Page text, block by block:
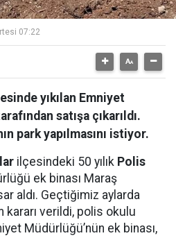
07:22
yıkılan Emniyet
satışa çıkarıldı.
park yapılmasını istiyor.
ilçesindeki 50 yılık Polis
ek binası Maraş
aldı. Geçtiğimiz aylarda
kararı verildi, polis okulu
Müdürlüğü’nün ek binası,